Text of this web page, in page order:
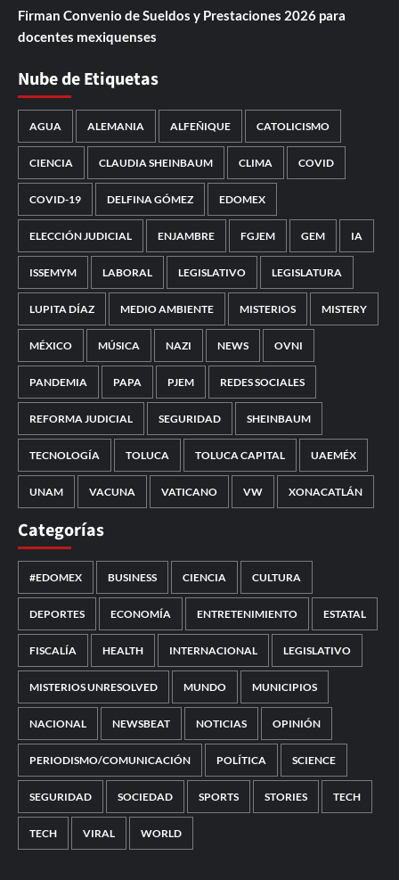
Firman Convenio de Sueldos y Prestaciones 2026 para
docentes mexiquenses
Nube de Etiquetas
AGUA ALEMANIA ALFEÑIQUE CATOLICISMO
CIENCIA CLAUDIA SHEINBAUM CLIMA COVID
COVID-19 DELFINA GÓMEZ EDOMEX
ELECCIÓN JUDICIAL ENJAMBRE FGJEM GEM IA
ISSEMYM LABORAL LEGISLATIVO LEGISLATURA
LUPITA DÍAZ MEDIO AMBIENTE MISTERIOS MISTERY
MÉXICO MÚSICA NAZI NEWS OVNI
PANDEMIA PAPA PJEM REDES SOCIALES
REFORMA JUDICIAL SEGURIDAD SHEINBAUM
TECNOLOGÍA TOLUCA TOLUCA CAPITAL UAEMÉX
UNAM VACUNA VATICANO VW XONACATLÁN
Categorías
#EDOMEX BUSINESS CIENCIA CULTURA
DEPORTES ECONOMÍA ENTRETENIMIENTO ESTATAL
FISCALÍA HEALTH INTERNACIONAL LEGISLATIVO
MISTERIOS UNRESOLVED MUNDO MUNICIPIOS
NACIONAL NEWSBEAT NOTICIAS OPINIÓN
PERIODISMO/COMUNICACIÓN POLÍTICA SCIENCE
SEGURIDAD SOCIEDAD SPORTS STORIES TECH
TECH VIRAL WORLD